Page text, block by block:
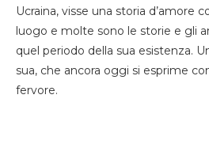
Ucraina, visse una storia d’amore
luogo e molte sono le storie e gli
quel periodo della sua esistenza.
sua, che ancora oggi si esprime
fervore.